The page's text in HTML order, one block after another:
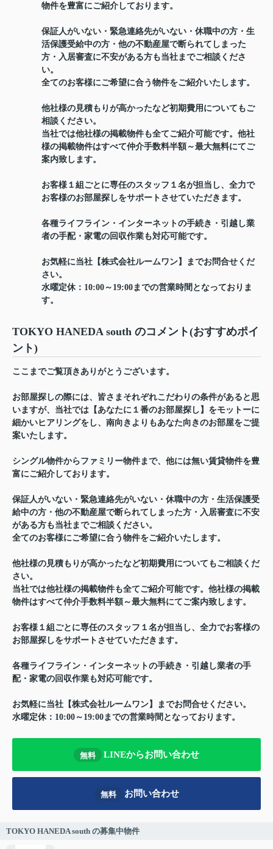
物件を豊富にご紹介しております。
保証人がいない・緊急連絡先がいない・休職中の方・生
活保護受給中の方・他の不動産屋で断られてしまった
方・入居審査に不安がある方も当社までご相談くださ
い。
全てのお客様にご希望に合う物件をご紹介いたします。
他社様の見積もりが高かったなど初期費用についてもご
相談ください。
当社では他社様の掲載物件も全てご紹介可能です。他社
様の掲載物件はすべて仲介手数料半額～最大無料にてご
案内致します。
お客様１組ごとに専任のスタッフ１名が担当し、全力で
お客様のお部屋探しをサポートさせていただきます。
各種ライフライン・インターネットの手続き・引越し業
者の手配・家電の回収作業も対応可能です。
お気軽に当社【株式会社ルームワン】までお問合せくだ
さい。
水曜定休：10:00～19:00までの営業時間となっておりま
す。
TOKYO HANEDA south のコメント(おすすめポイ
ント)
ここまでご覧頂きありがとうございます。
お部屋探しの際には、皆さまそれぞれこだわりの条件があると思
いますが、当社では【あなたに１番のお部屋探し】をモットーに
細かいヒアリングをし、南向きよりもあなた向きのお部屋をご提
案いたします。
シングル物件からファミリー物件まで、他には無い賃貸物件を豊
富にご紹介しております。
保証人がいない・緊急連絡先がいない・休職中の方・生活保護受
給中の方・他の不動産屋で断られてしまった方・入居審査に不安
がある方も当社までご相談ください。
全てのお客様にご希望に合う物件をご紹介いたします。
他社様の見積もりが高かったなど初期費用についてもご相談くだ
さい。
当社では他社様の掲載物件も全てご紹介可能です。他社様の掲載
物件はすべて仲介手数料半額～最大無料にてご案内致します。
お客様１組ごとに専任のスタッフ１名が担当し、全力でお客様の
お部屋探しをサポートさせていただきます。
各種ライフライン・インターネットの手続き・引越し業者の手
配・家電の回収作業も対応可能です。
お気軽に当社【株式会社ルームワン】までお問合せください。
水曜定休：10:00～19:00までの営業時間となっております。
無料 LINEからお問い合わせ
無料 お問い合わせ
TOKYO HANEDA south の募集中物件